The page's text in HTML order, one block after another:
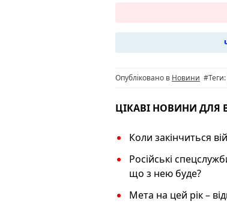
e
b
o
k
g
ra
m
s
A
p
Опубліковано в Новини #Теги:
ЦІКАВІ НОВИНИ ДЛЯ
Коли закінчиться
Російські
що з нею буде?
Мета на цей рік –